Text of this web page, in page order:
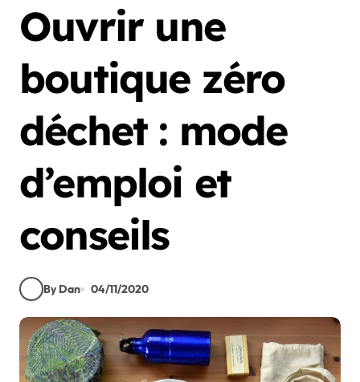
Ouvrir une
boutique zéro
déchet : mode
d’emploi et
conseils
By Dan 04/11/2020